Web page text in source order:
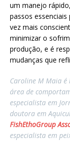
um manejo
passos
vez mais
minimizar o
produção, e é
mudanças que
Caroline M Maia é
área de
especialista em
doutora em
FishEthoGroup
especialista em